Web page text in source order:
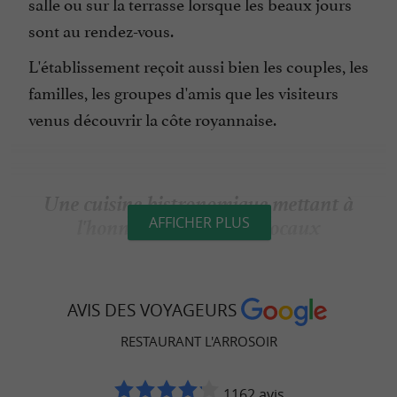
sont au rendez-vous.
L'établissement reçoit aussi bien les couples, les
familles, les groupes d'amis que les visiteurs
venus découvrir la côte royannaise.
Une cuisine bistronomique mettant à
l'honneur les produits locaux
saison. Des entrées aux desserts,Alexandre
et son équipe élaborent une carte qui
évolue au fil des arrivages et des inspirations.
AFFICHER PLUS
AVIS DES VOYAGEURS
RESTAURANT L'ARROSOIR